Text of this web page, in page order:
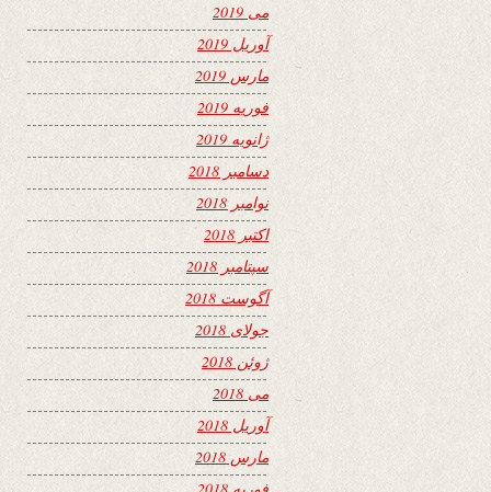
می 2019
آوریل 2019
مارس 2019
فوریه 2019
ژانویه 2019
دسامبر 2018
نوامبر 2018
اکتبر 2018
سپتامبر 2018
آگوست 2018
جولای 2018
ژوئن 2018
می 2018
آوریل 2018
مارس 2018